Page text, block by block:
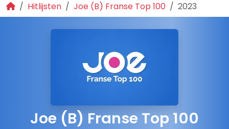
Hitlijsten Joe (B) Franse Top 100 2023
Joe (B) Franse Top 100